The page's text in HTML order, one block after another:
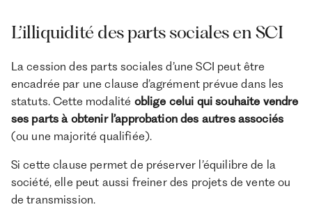
L’illiquidité des parts sociales en SCI
La cession des parts sociales d’une SCI peut être
encadrée par une clause d’agrément prévue dans les
statuts. Cette modalité oblige celui qui souhaite vendre
ses parts à obtenir l’approbation des autres associés
(ou une majorité qualifiée).
Si cette clause permet de préserver l’équilibre de la
société, elle peut aussi freiner des projets de vente ou
de transmission.